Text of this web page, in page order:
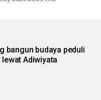
bangun budaya peduli
Adiwiyata